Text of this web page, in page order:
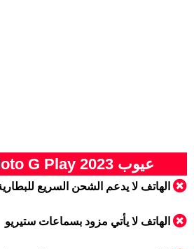
عيوب Motorola Moto G Play 2023
الهاتف لا يدعم الشحن السريع
الهاتف لا يأتي مزود بسماعات ستيريو